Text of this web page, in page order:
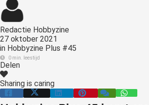
Redactie Hobbyzine
27 oktober 2021
in Hobbyzine Plus #45
0 min. leestijd
Delen
Sharing is caring
worden
om
te